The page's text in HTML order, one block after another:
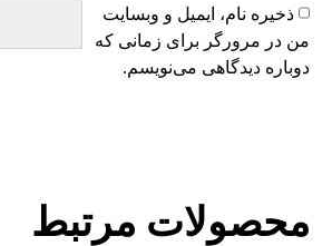
ذخیره نام، ایمیل و وبسایت
من در مرورگر برای زمانی که
دوباره دیدگاهی می‌نویسم.
محصولات مرتبط